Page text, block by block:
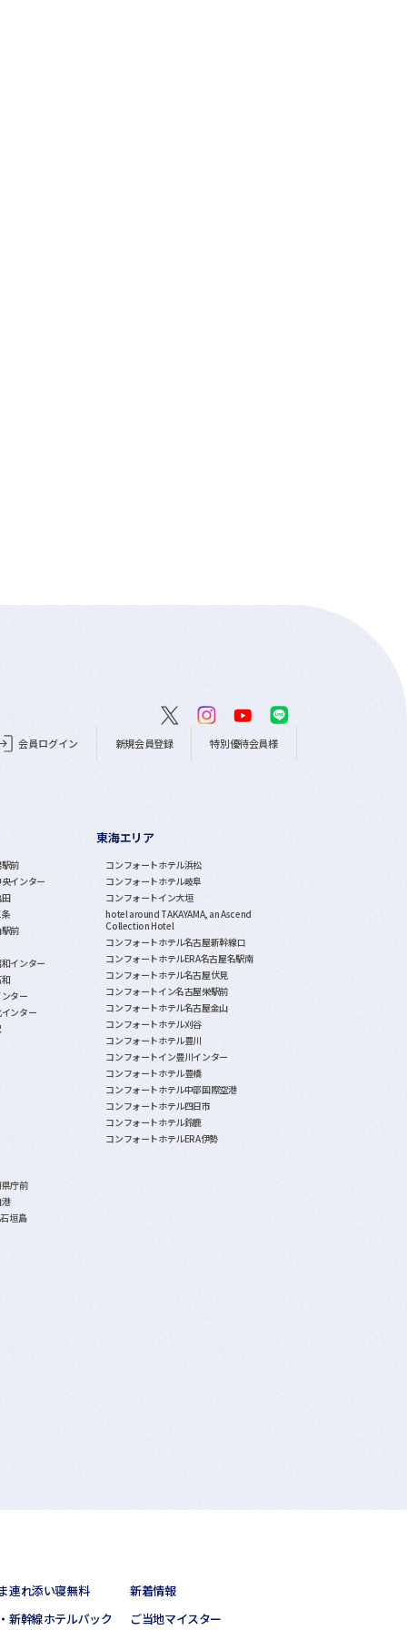
会員ログイン 新規会員登録 特別優待会員様
前
インター
前
インター
ター
ンター
東海エリア
コンフォートホテル浜松
コンフォートホテル岐阜
コンフォートイン大垣
hotel around TAKAYAMA, an Ascend
Collection Hotel
コンフォートホテル名古屋新幹線口
コンフォートホテルERA名古屋名駅南
コンフォートホテル名古屋伏見
コンフォートイン名古屋栄駅前
コンフォートホテル名古屋金山
コンフォートホテル刈谷
コンフォートホテル豊川
コンフォートイン豊川インター
コンフォートホテル豊橋
コンフォートホテル中部国際空港
コンフォートホテル四日市
コンフォートホテル鈴鹿
コンフォートホテルERA伊勢
庁前
垣島
連れ添い寝無料
新幹線ホテルパック
新着情報
ご当地マイスター